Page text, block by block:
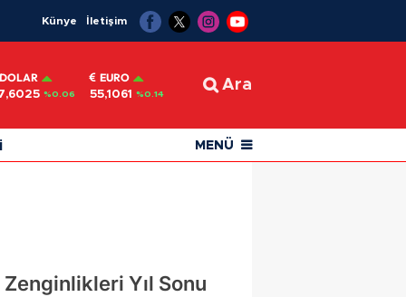
Künye İletişim
DOLAR
%0.06
EURO
55,1061 %0.14
Ara
MENÜ
Yıl Sonu